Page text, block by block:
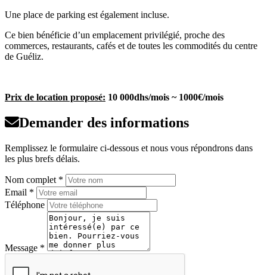
Une place de parking est également incluse.
Ce bien bénéficie d’un emplacement privilégié, proche des
commerces, restaurants, cafés et de toutes les commodités du centre
de Guéliz.
Prix de location proposé: 10 000dhs/mois ~ 1000€/mois
Demander des informations
Remplissez le formulaire ci-dessous et nous vous répondrons dans
les plus brefs délais.
Nom complet *
Email *
Téléphone
Message *